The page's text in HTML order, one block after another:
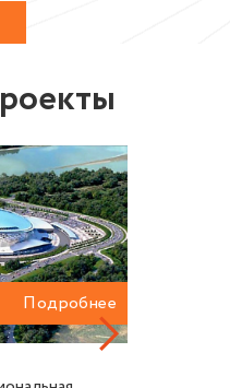
Подробнее